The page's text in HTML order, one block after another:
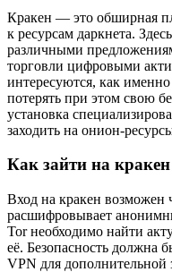
Кракен — это обширная
к ресурсам даркнета.
различными
торговли цифровыми
интересуются, как
потерять при этом свою
установка
заходить на онион-
Как зайти на
Вход на кракен возможен
расшифровывает
Tor необходимо найти
её. Безопасность должна
VPN для дополнительной